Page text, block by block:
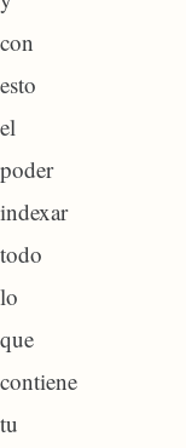
con
esto
el
poder
indexar
todo
lo
que
contiene
tu